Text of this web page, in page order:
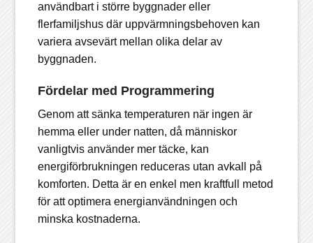
användbart i större byggnader eller
flerfamiljshus där uppvärmningsbehoven kan
variera avsevärt mellan olika delar av
byggnaden.
Fördelar med Programmering
Genom att sänka temperaturen när ingen är
hemma eller under natten, då människor
vanligtvis använder mer täcke, kan
energiförbrukningen reduceras utan avkall på
komforten. Detta är en enkel men kraftfull metod
för att optimera energianvändningen och
minska kostnaderna.